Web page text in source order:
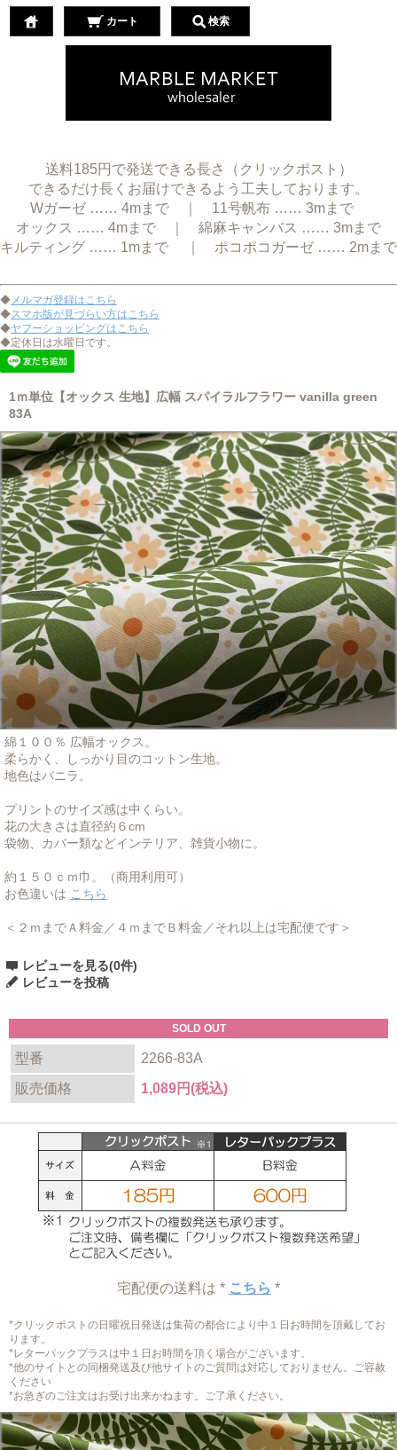
カート 検索
送料185円で発送できる長さ（クリックポスト）
できるだけ長くお届けできるよう工夫しております。
Wガーゼ …… 4mまで ｜ 11号帆布 …… 3mまで
オックス …… 4mまで ｜ 綿麻キャンバス …… 3mまで
キルティング …… 1mまで ｜ ポコポコガーゼ …… 2mまで
◆メルマガ登録はこちら
◆スマホ版が見づらい方はこちら
◆ヤフーショッピングはこちら
◆定休日は水曜日です。
1ｍ単位【オックス 生地】広幅 スパイラルフラワー vanilla green
83A
綿１００％ 広幅オックス。
柔らかく、しっかり目のコットン生地。
地色はバニラ。
プリントのサイズ感は中くらい。
花の大きさは直径約６cm
袋物、カバー類などインテリア、雑貨小物に。
約１５０ｃｍ巾。（商用利用可）
お色違いは こちら
＜２ｍまでＡ料金／４ｍまでＢ料金／それ以上は宅配便です＞
レビューを見る(0件)
レビューを投稿
SOLD OUT
型番
2266-83A
販売価格
1,089円(税込)
宅配便の送料は * こちら *
*クリックポストの日曜祝日発送は集荷の都合により中１日お時間を頂戴してお
ります。
*レターパックプラスは中１日お時間を頂く場合がございます。
*他のサイトとの同梱発送及び他サイトのご質問は対応しておりません。ご容赦
ください
*お急ぎのご注文はお受け出来かねます。ご了承ください。